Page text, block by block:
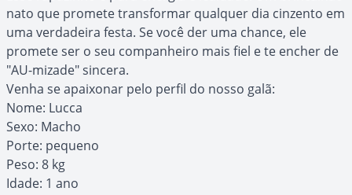
nato que promete transformar qualquer dia cinzento em
uma verdadeira festa. Se você der uma chance, ele
promete ser o seu companheiro mais fiel e te encher de
"AU-mizade" sincera.
Venha se apaixonar pelo perfil do nosso galã:
Nome: Lucca
Sexo: Macho
Porte: pequeno
Peso: 8 kg
Idade: 1 ano